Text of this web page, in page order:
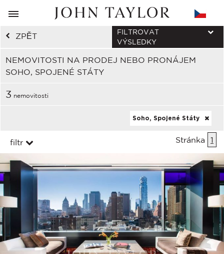
ZPĚT
NEMOVITOSTI NA PRODEJ NEBO PRONÁJEM
SOHO, SPOJENÉ STÁTY
FILTROVAT
VÝSLEDKY
3 nemovitosti
Soho, Spojené Státy
filtr Stránka 1